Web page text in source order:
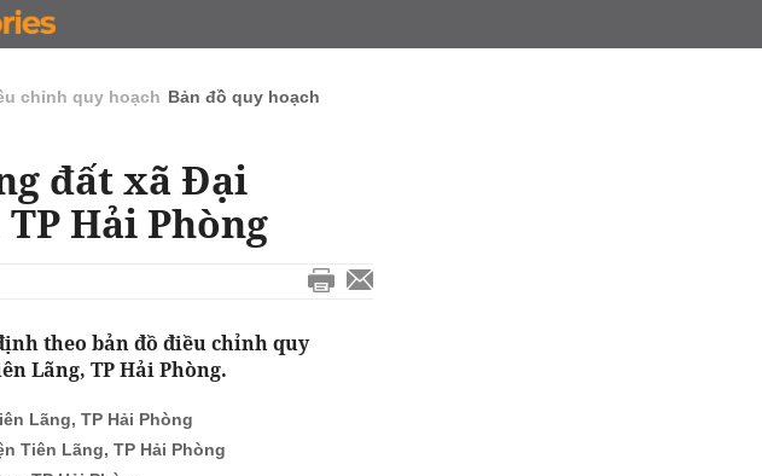
KINH DOANH
chỉnh quy hoạch Bản đồ quy hoạch
đất xã Đại
Hải Phòng
theo bản đồ điều chỉnh quy
Lãng, TP Hải Phòng.
Lãng, TP Hải Phòng
Tiên Lãng, TP Hải Phòng